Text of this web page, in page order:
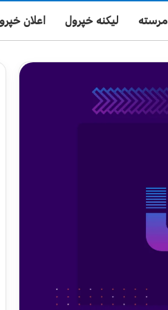
مرسته لیکنه خپرول اعلان